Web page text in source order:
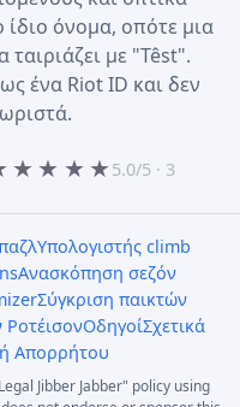
όνομα, οπότε μια
με "Têst".
ένα Riot ID και δεν
★ ★ ★ ★ 5.0/5 · 3
Υπολογιστής climb
Ανασκόπηση σεζόν
Σύγκριση παικτών
ΟδηγοίΣχετικά
Απορρήτου
Jibber Jabber" policy using